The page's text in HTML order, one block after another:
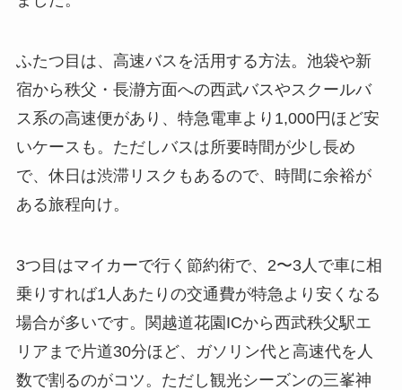
ふたつ目は、高速バスを活用する方法。池袋や新
宿から秩父・長瀞方面への西武バスやスクールバ
ス系の高速便があり、特急電車より1,000円ほど安
いケースも。ただしバスは所要時間が少し長め
で、休日は渋滞リスクもあるので、時間に余裕が
ある旅程向け。
3つ目はマイカーで行く節約術で、2〜3人で車に相
乗りすれば1人あたりの交通費が特急より安くなる
場合が多いです。関越道花園ICから西武秩父駅エ
リアまで片道30分ほど、ガソリン代と高速代を人
数で割るのがコツ。ただし観光シーズンの三峯神